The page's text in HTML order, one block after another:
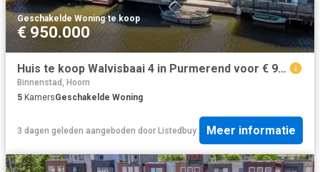
Geschakelde Woning·te koop
€ 950.000
Huis te koop Walvisbaai 4 in Purmerend voor € 950.000
Binnenstad, Hoorn
5 KamersGeschakelde Woning
3 dagen geleden aangeboden door Listedbuy Meer informatie